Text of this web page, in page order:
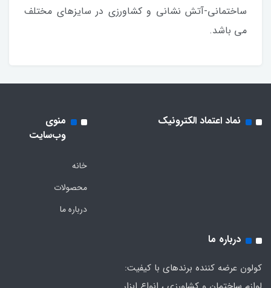
ساختمانی-آتش نشانی و کشاورزی در سایزهای مختلف
می باشد.
نماد اعتماد الکترونیک
منوی
وب‌سایت
خانه
محصولات
درباره ما
درباره ما
کولون عرضه کننده برندهای با کیفیت: